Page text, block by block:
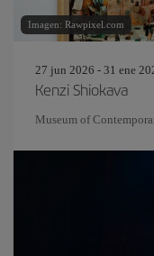
Imagen: Rawpixel.com
27 jun 2026 - 31 ene
Kenzi Shiokava
Museum of